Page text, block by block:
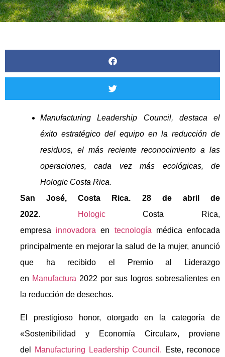
Manufacturing Leadership Council, destaca el
éxito estratégico del equipo en la reducción de
residuos, el más reciente reconocimiento a las
operaciones, cada vez más ecológicas, de
Hologic Costa Rica.
San José, Costa Rica. 28 de abril de
2022.
HologicCosta Rica,
empresa innovadoraen tecnología médica enfocada
principalmente en mejorar la salud de la mujer, anunció
que ha recibido el Premio al Liderazgo
en Manufactura 2022 por sus logros sobresalientes en
la reducción de desechos.
El prestigioso honor, otorgado en la categoría de
«Sostenibilidad y Economía Circular», proviene
del
Manufacturing Leadership Council. Este, reconoce